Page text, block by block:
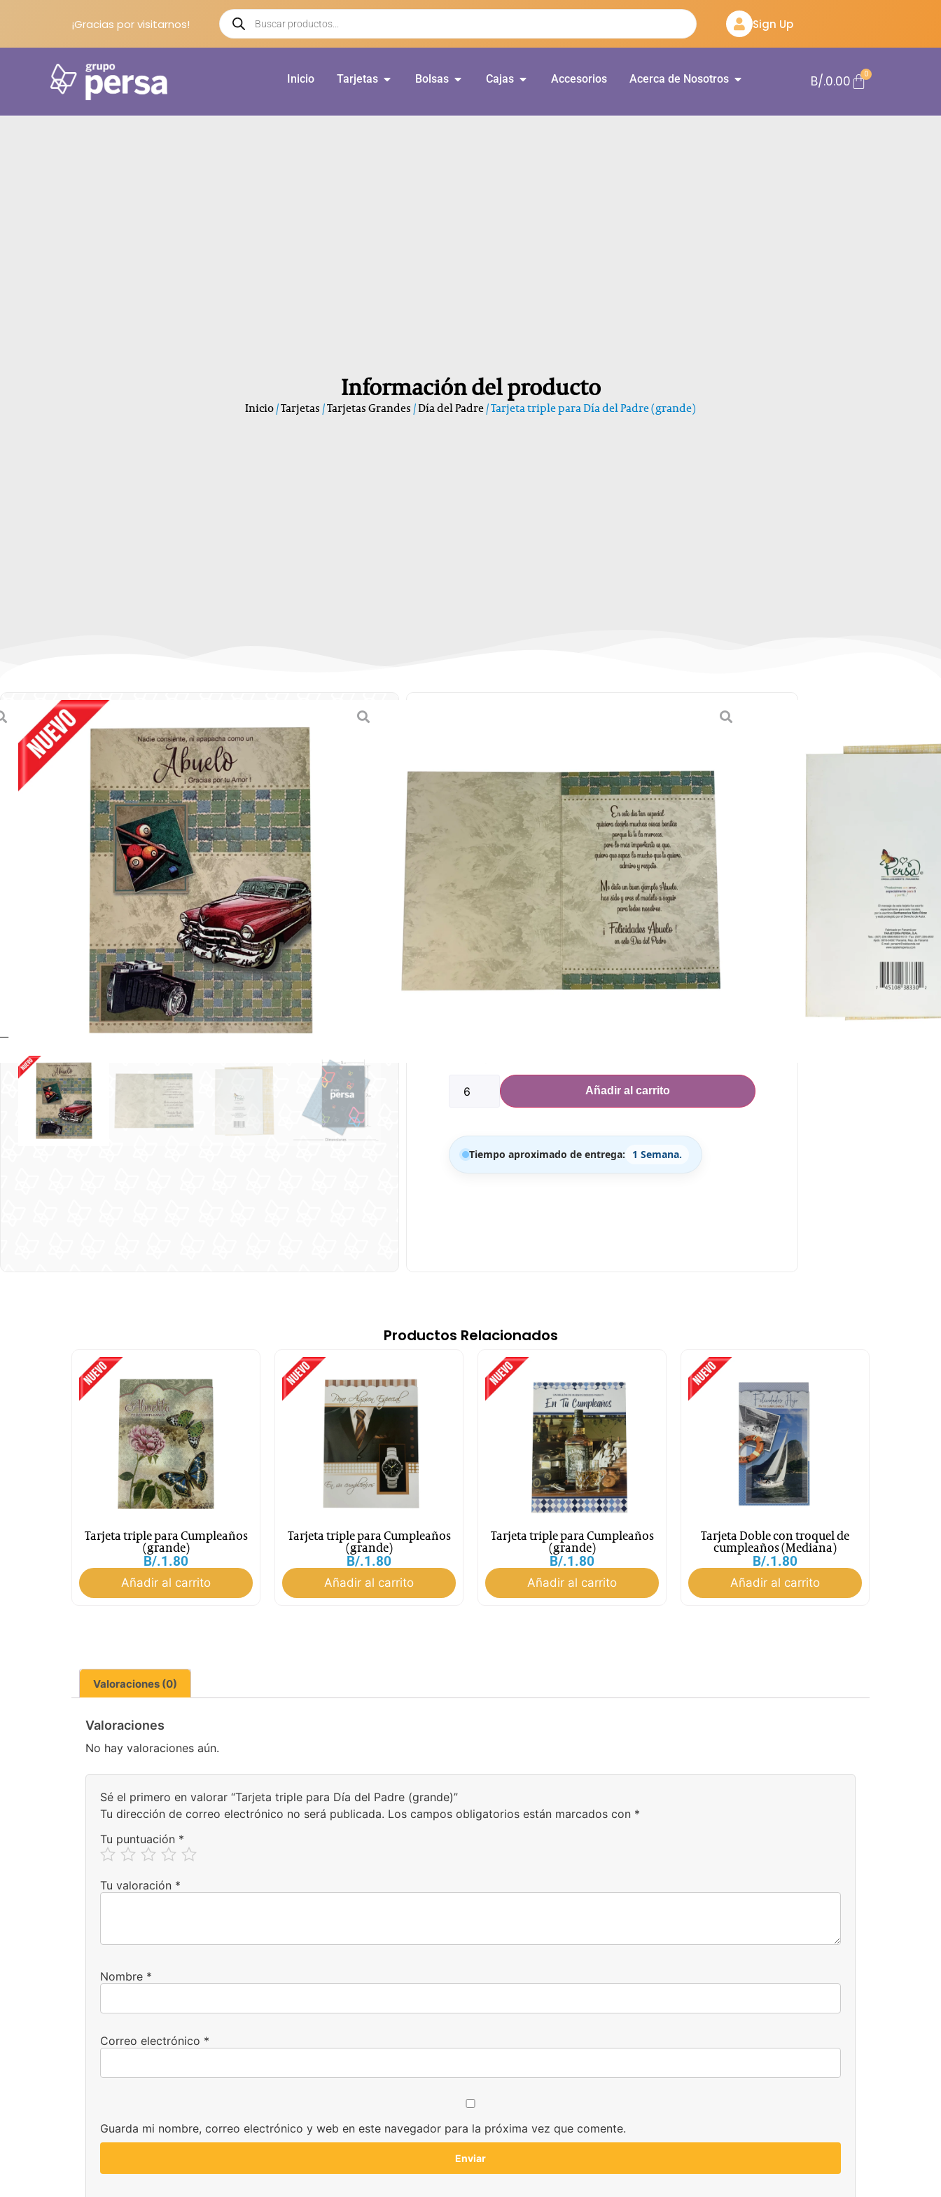
¡Gracias por visitarnos! Sign Up
B/.0.00 0
Inicio Tarjetas Bolsas Cajas Accesorios Acerca de Nosotros
Información del producto
Inicio /Tarjetas /Tarjetas Grandes /Día del Padre / Tarjeta triple para Día del Padre (grande)
(grande)
reseñas de clientes)
SKU:7-45108-38330-2 / 38330-2
Categorías:Día del Padre , Tarjetas,Tarjetas Grandes
B/. 1.80
Tarjeta triple para Día del Padre (grande)
PRECIO POR MEDIA DOCENA EN ADELANTE
Dimensiones:
Ancho: 5.5″
Añadir al carrito
Tiempo aproximado de entrega: 1 Semana.
Productos Relacionados
Tarjeta triple para Cumpleaños
(grande)
B/.1.80
Añadir al carrito
Tarjeta triple para Cumpleaños
(grande)
B/.1.80
Añadir al carrito
Tarjeta triple para Cumpleaños
(grande)
B/.1.80
Añadir al carrito
Tarjeta Doble con troquel de
cumpleaños (Mediana)
B/.1.80
Añadir al carrito
Valoraciones (0)
Valoraciones
No hay valoraciones aún.
Sé el primero en valorar “Tarjeta triple para Día del Padre (grande)”
Tu dirección de correo electrónico no será publicada. Los campos obligatorios están marcados con *
Tu puntuación *
Tu valoración *
Nombre *
Correo electrónico *
Guarda mi nombre, correo electrónico y web en este navegador para la próxima vez que comente.